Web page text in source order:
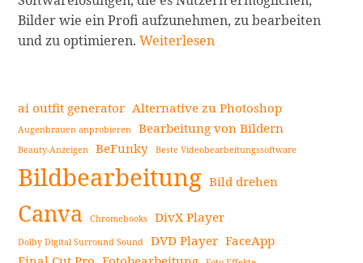
Bilder wie ein Profi aufzunehmen, zu bearbeiten
und zu optimieren.Die
professionellen
Foto-
zur
Erstellung
Business-
Headshots
Weiterlesen
Seitenleiste
ai outfit generator Alternative zu Photoshop
Augenbrauen anprobieren Bearbeitung von Bildern
Beauty-Anzeigen BeFunky Beste Videobearbeitungssoftware
Bildbearbeitung Bild drehen
Canva Chromebooks DivX Player
Dolby Digital Surround Sound DVD Player FaceApp